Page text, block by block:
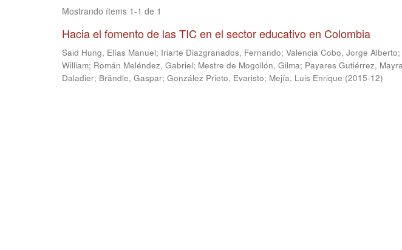
Mostrando ítems 1-1 de 1
Hacia el fomento de las TIC en el sector educativo en Colombia
Said Hung, Elías Manuel; Iriarte Diazgranados, Fernando; Valencia Cobo, Jorge Alberto;
William; Román Meléndez, Gabriel; Mestre de Mogollón, Gilma; Payares Gutiérrez,
Daladier; Brändle, Gaspar; González Prieto, Evaristo; Mejía, Luis Enrique (2015-12)